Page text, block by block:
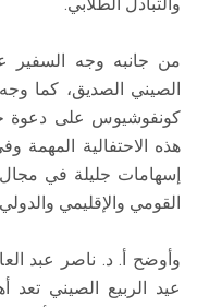
والتبادل الطلابي.
من جانبه وجه السفير
الصيني الصديق، كما
كونفوشيوس على دعوة
هذه الاحتفالية
إسهامات جليلة في
القومي والإقليمي
وأوضح أ. د. ناصر عبد
عيد الربيع الصيني تعد